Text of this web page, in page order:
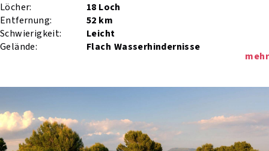
Löcher:
18 Loch
Entfernung:
52 km
Schwierigkeit:
Leicht
Gelände:
Flach Wasserhindernisse
mehr